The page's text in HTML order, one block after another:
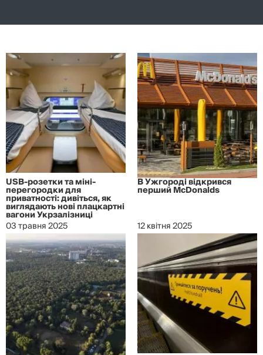
USB-розетки та міні-
перегородки для
приватності: дивіться, як
виглядають нові плацкартні
вагони Укрзалізниці
03 травня 2025
В Ужгороді відкрився
перший McDonalds
12 квітня 2025